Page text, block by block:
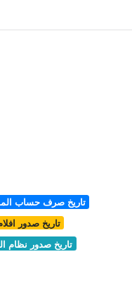
تاريخ صرف حساب
تاريخ صدور افلام
تاريخ صدور نظام